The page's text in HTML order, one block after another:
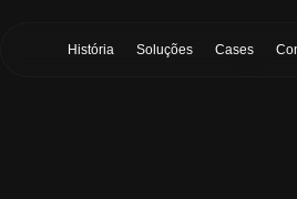
História Soluções Cases